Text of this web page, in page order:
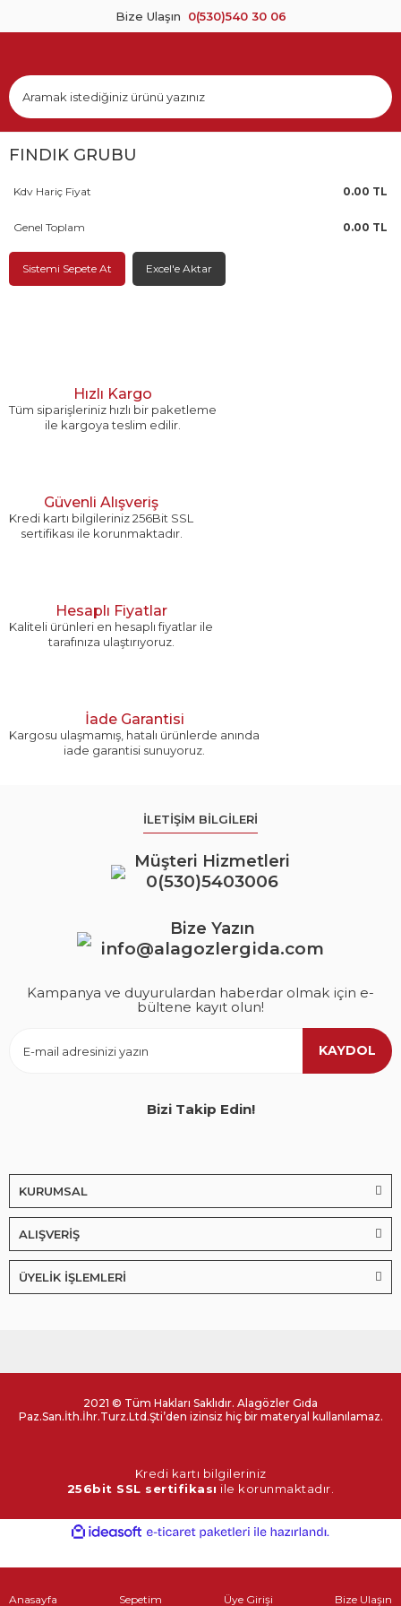
Bize Ulaşın 0(530)540 30 06
Anasayfa Sepetim Üye Girişi Bize Ulaşın
FINDIK GRUBU
Kdv Hariç Fiyat 0.00 TL
Genel Toplam 0.00 TL
Sistemi Sepete At Excel'e Aktar
Hızlı Kargo
Tüm siparişleriniz hızlı bir paketleme
ile kargoya teslim edilir.
Güvenli Alışveriş
Kredi kartı bilgileriniz 256Bit SSL
sertifikası ile korunmaktadır.
Hesaplı Fiyatlar
Kaliteli ürünleri en hesaplı fiyatlar ile
tarafınıza ulaştırıyoruz.
İade Garantisi
Kargosu ulaşmamış, hatalı ürünlerde anında
iade garantisi sunuyoruz.
İLETİŞİM BİLGİLERİ
Müşteri Hizmetleri
0(530)5403006
Bize Yazın
info@alagozlergida.com
Kampanya ve duyurulardan haberdar olmak için e-
bültene kayıt olun!
KAYDOL
Bizi Takip Edin!
KURUMSAL
ALIŞVERİŞ
ÜYELİK İŞLEMLERİ
2021 © Tüm Hakları Saklıdır. Alagözler Gıda
Paz.San.İth.İhr.Turz.Ltd.Şti’den izinsiz hiç bir materyal kullanılamaz.
Kredi kartı bilgileriniz
256bit SSL sertifikası ile korunmaktadır.
ideasoft
e-
paketleri